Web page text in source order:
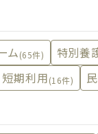
ム(65件) 特別養
短期利用(16件)